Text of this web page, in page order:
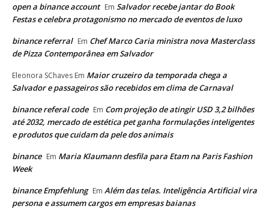
open a binance account Em Salvador recebe jantar do Book
Festas e celebra protagonismo no mercado de eventos de luxo
binance referral Em Chef Marco Caria ministra nova Masterclass
de Pizza Contemporânea em Salvador
Eleonora SChaves Em Maior cruzeiro da temporada chega a
Salvador e passageiros são recebidos em clima de Carnaval
binance referal code Em Com projeção de atingir USD 3,2 bilhões
até 2032, mercado de estética pet ganha formulações inteligentes
e produtos que cuidam da pele dos animais
binance Em Maria Klaumann desfila para Etam na Paris Fashion
Week
binance Empfehlung Em Além das telas. Inteligência Artificial vira
persona e assumem cargos em empresas baianas